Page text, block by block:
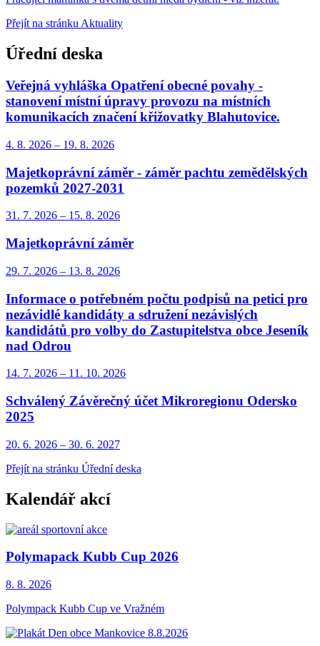
Přejít na stránku Aktuality
Úřední deska
Veřejná vyhláška Opatření obecné povahy -
stanovení místní úpravy provozu na místních
komunikacích značení křižovatky Blahutovice.
4. 8. 2026 – 19. 8. 2026
Majetkoprávní záměr - záměr pachtu zemědělských
pozemků 2027-2031
31. 7. 2026 – 15. 8. 2026
Majetkoprávní záměr
29. 7. 2026 – 13. 8. 2026
Informace o potřebném počtu podpisů na petici pro
nezávidlé kandidáty a sdružení nezávislých
kandidátů pro volby do Zastupitelstva obce Jeseník
nad Odrou
14. 7. 2026 – 11. 10. 2026
Schválený Závěrečný účet Mikroregionu Odersko
2025
20. 6. 2026 – 30. 6. 2027
Přejít na stránku Úřední deska
Kalendář akcí
Polymapack Kubb Cup 2026
8. 8. 2026
Polympack Kubb Cup ve Vražném